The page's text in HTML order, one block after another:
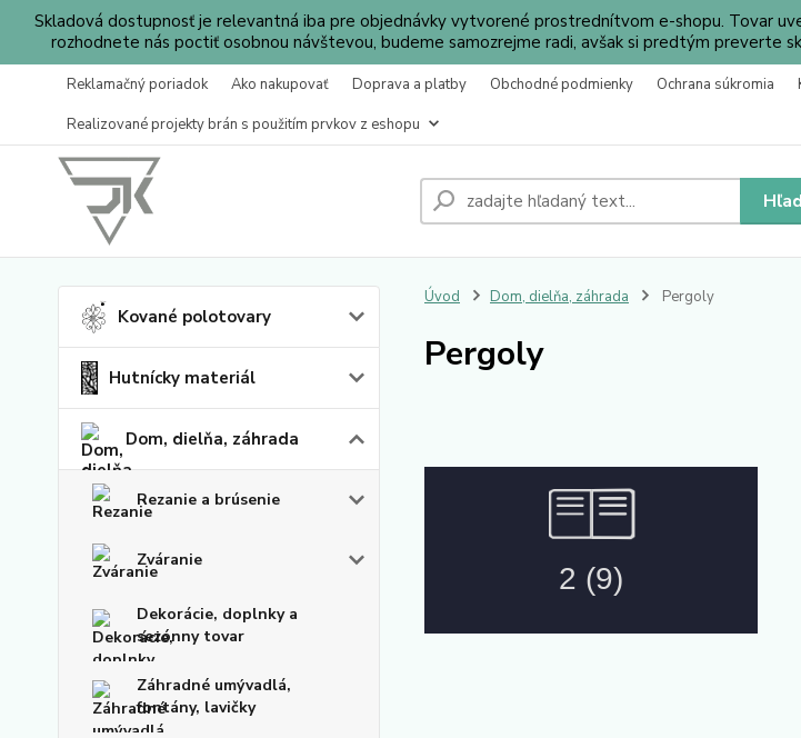
Skladová dostupnosť je relevantná iba pre objednávky vytvorené prostrednítvom e-shopu. Tovar
rozhodnete nás poctiť osobnou návštevou, budeme samozrejme radi, avšak si predtým preverte
Reklamačný poriadok Ako nakupovať Doprava a platby Obchodné podmienky Ochrana súkromia
Realizované projekty brán s použitím prvkov z eshopu
Kované polotovary
Hutnícky materiál
Dom, dielňa, záhrada
Rezanie a brúsenie
Zváranie
Dekorácie, doplnky a
sezónny tovar
Záhradné umývadlá,
fontány, lavičky
Úvod Dom, dielňa, záhrada Pergoly
Pergoly